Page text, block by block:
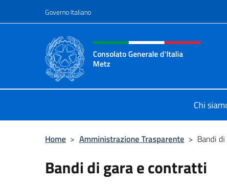
Governo Italiano
Intestazione sito, social e
Consolato Generale d'Italia
Metz
Chi
Home > Amministrazione Trasparente > Bandi
Bandi di gara e contratti